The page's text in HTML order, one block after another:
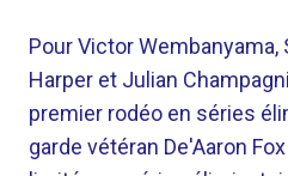
Pour Victor Wembanyama,
Harper et Julian
premier rodéo en séries
garde vétéran De'Aaron